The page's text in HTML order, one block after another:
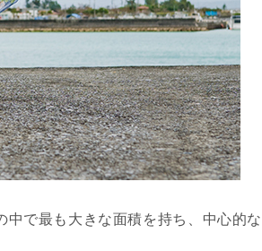
で最も大きな面積を持ち、中心的な